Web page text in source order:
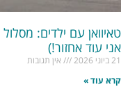
אני עוד אחזור!)
21 ביוני 2026
אין תגובות
קרא עוד »